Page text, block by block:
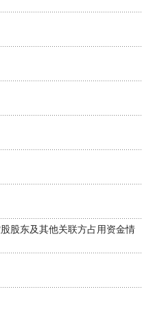
股东及其他关联方占用资金情